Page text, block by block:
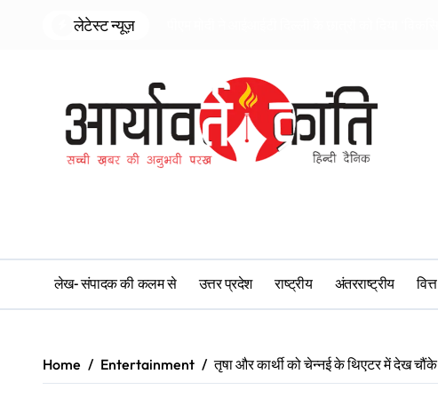
लेटेस्ट न्यूज़
लेख- संपादक की कलम से उत्तर प्रदेश राष्ट्रीय अंतरराष्ट्रीय वित्त
Home Entertainment तृषा और कार्थी को चेन्नई के थिएटर में देख